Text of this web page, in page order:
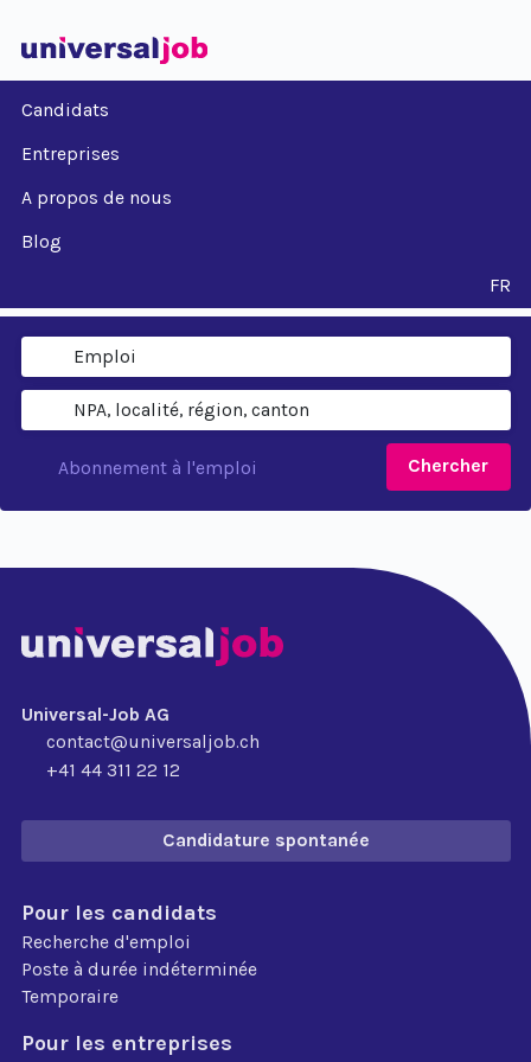
Candidats
Entreprises
A propos de nous
Blog
FR
Chercher
Abonnement à l'emploi
Universal-Job AG
contact@universaljob.ch
+41 44 311 22 12
Candidature spontanée
Pour les candidats
Recherche d'emploi
Poste à durée indéterminée
Temporaire
Pour les entreprises